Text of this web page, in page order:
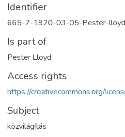
Identifier
665-7-1920-03-05-Pester-
Is part of
Pester Lloyd
Access rights
https://creativecommons.org/
Subject
közvilágítás